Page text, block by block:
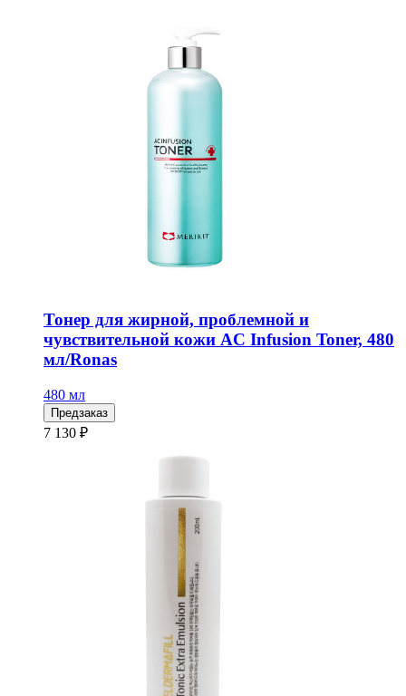
Тонер для жирной, проблемной и
чувствительной кожи AC Infusion Toner, 480
мл/Ronas
480 мл
Предзаказ
7 130 ₽